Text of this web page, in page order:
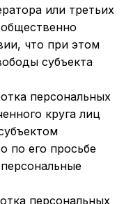
или третьих
что при этом
субъекта
персональных
круга лиц
по его просьбе
персональных